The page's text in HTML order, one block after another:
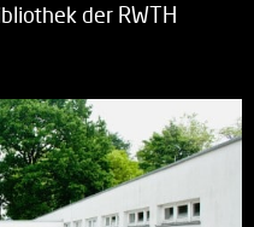
der RWTH